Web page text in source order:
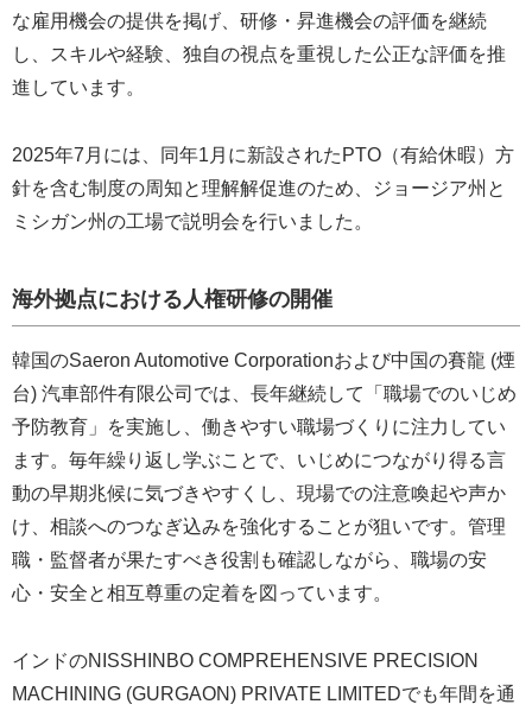
な雇用機会の提供を掲げ、研修・昇進機会の評価を継続
し、スキルや経験、独自の視点を重視した公正な評価を推
進しています。
2025年7月には、同年1月に新設されたPTO（有給休暇）方
針を含む制度の周知と理解解促進のため、ジョージア州と
ミシガン州の工場で説明会を行いました。
海外拠点における人権研修の開催
韓国のSaeron Automotive Corporationおよび中国の賽龍 (煙
台) 汽車部件有限公司では、長年継続して「職場でのいじめ
予防教育」を実施し、働きやすい職場づくりに注力してい
ます。毎年繰り返し学ぶことで、いじめにつながり得る言
動の早期兆候に気づきやすくし、現場での注意喚起や声か
け、相談へのつなぎ込みを強化することが狙いです。管理
職・監督者が果たすべき役割も確認しながら、職場の安
心・安全と相互尊重の定着を図っています。
インドのNISSHINBO COMPREHENSIVE PRECISION
MACHINING (GURGAON) PRIVATE LIMITEDでも年間を通